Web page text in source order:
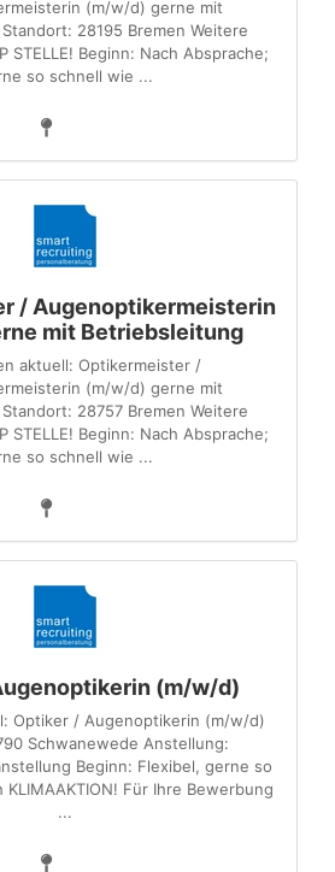
(m/w/d) gerne mit
28195 Bremen Weitere
STELLE! Beginn: Nach Absprache;
so schnell wie ...
/ Augenoptikermeisterin
mit Betriebsleitung
aktuell: Optikermeister /
(m/w/d) gerne mit
28757 Bremen Weitere
STELLE! Beginn: Nach Absprache;
so schnell wie ...
(m/w/d)
Optiker / Augenoptikerin (m/w/d)
Schwanewede Anstellung:
Beginn: Flexibel, gerne so
Für Ihre Bewerbung
...